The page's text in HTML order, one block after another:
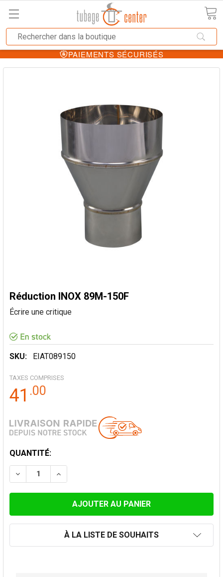
PAIEMENTS SÉCURISÉS
Réduction INOX 89M-150F
Écrire une critique
SKU: EIAT089150
TAXES COMPRISES
41 .00
STOCK
ACTUEL:
QUANTITÉ:
DIMINUER LA QUANTITÉ DE RÉDUCTION INOX 89M-150F
AUGMENTER LA QUANTITÉ DE RÉDUCTION
À LA LISTE DE SOUHAITS